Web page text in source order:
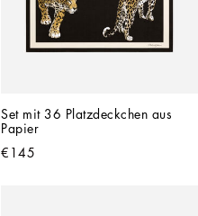
Set mit 36 Platzdeckchen aus
Papier
€145